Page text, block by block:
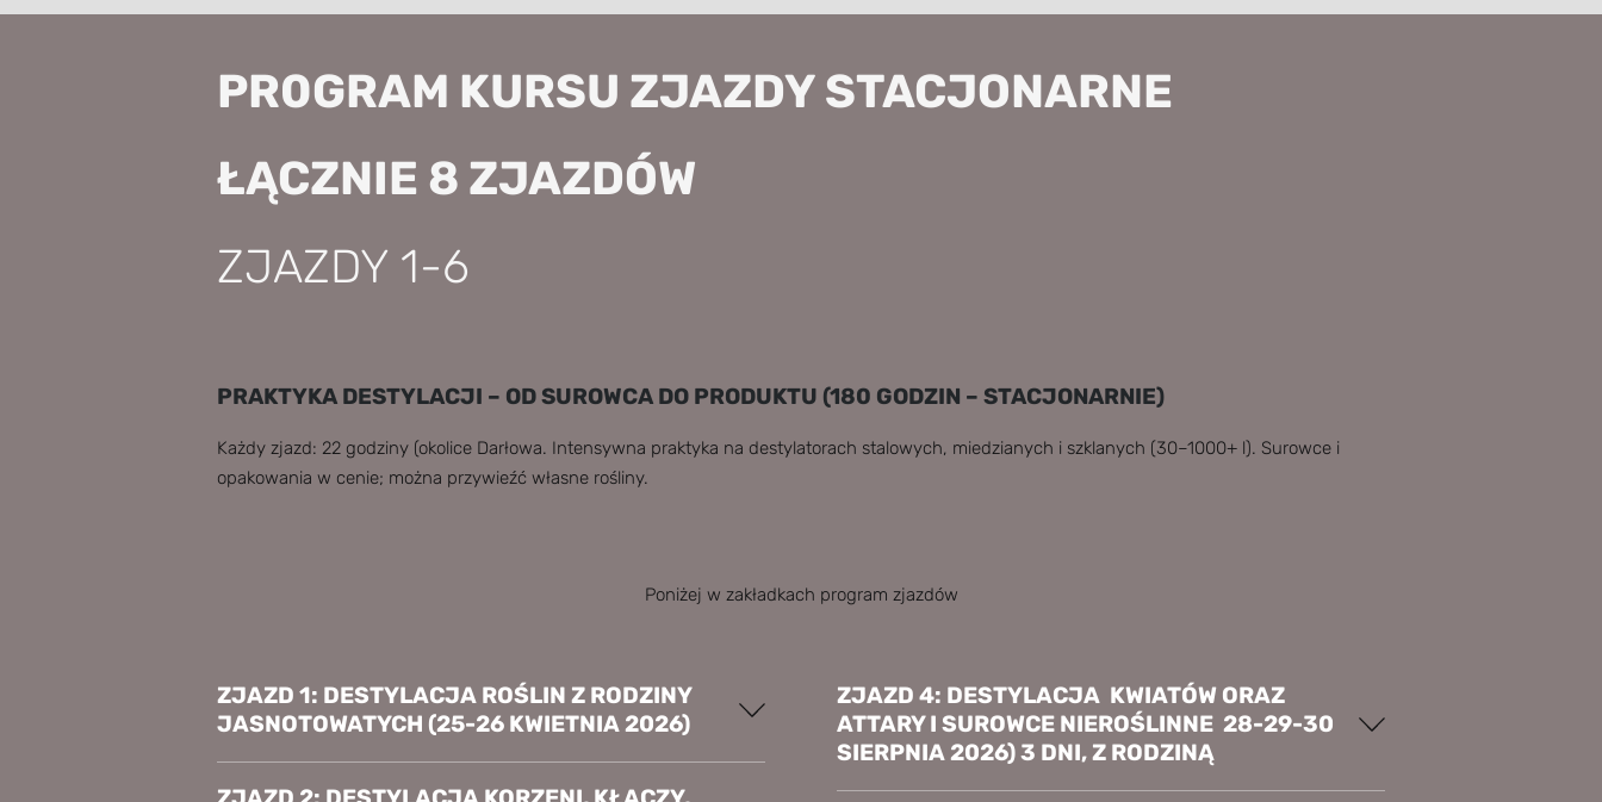
PR0GRAM KURSU ZJAZDY STACJONARNE
ŁĄCZNIE 8 ZJAZDÓW
ZJAZDY 1-6
PRAKTYKA DESTYLACJI – OD SUROWCA DO PRODUKTU (180 GODZIN – STACJONARNIE)
Każdy zjazd: 22 godziny (okolice Darłowa. Intensywna praktyka na destylatorach stalowych, miedzianych i szklanych (30–1000+ l). Surowce i
opakowania w cenie; można przywieźć własne rośliny.
Poniżej w zakładkach program zjazdów
ZJAZD 1: DESTYLACJA ROŚLIN Z RODZINY
JASNOTOWATYCH (25-26 KWIETNIA 2026)
ZJAZD 4: DESTYLACJA KWIATÓW ORAZ
ATTARY I SUROWCE NIEROŚLINNE 28-29-30
SIERPNIA 2026) 3 DNI, Z RODZINĄ